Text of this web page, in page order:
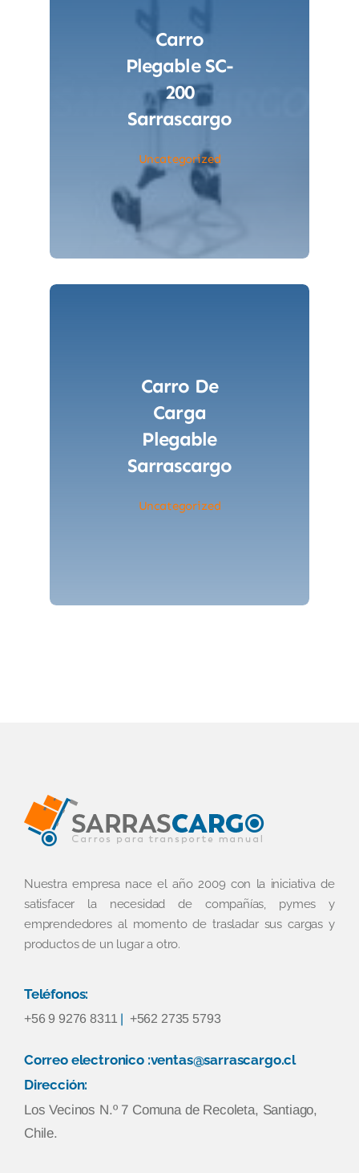
Carro
Plegable SC-
200
Sarrascargo
Uncategorized
Carro De
Carga
Plegable
Sarrascargo
Uncategorized
Nuestra empresa nace el año 2009 con la iniciativa de
satisfacer la necesidad de compañías, pymes y
emprendedores al momento de trasladar sus cargas y
productos de un lugar a otro.
Teléfonos:
+56 9 9276 8311 | +562 2735 5793
Correo electronico :ventas@sarrascargo.cl
Dirección:
Los Vecinos N.º 7 Comuna de Recoleta, Santiago,
Chile.